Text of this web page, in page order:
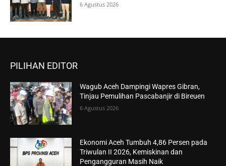
6 Agustus 2026
PILIHAN EDITOR
Wagub Aceh Dampingi Wapres Gibran,
Tinjau Pemulihan Pascabanjir di Bireuen
6 Agustus 2026
Ekonomi Aceh Tumbuh 4,86 Persen pada
Triwulan II 2026, Kemiskinan dan
Pengangguran Masih Naik